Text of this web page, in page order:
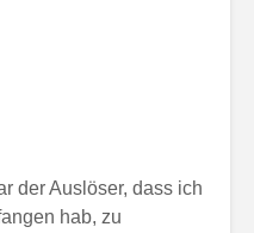
der Auslöser, dass ich
hab, zu